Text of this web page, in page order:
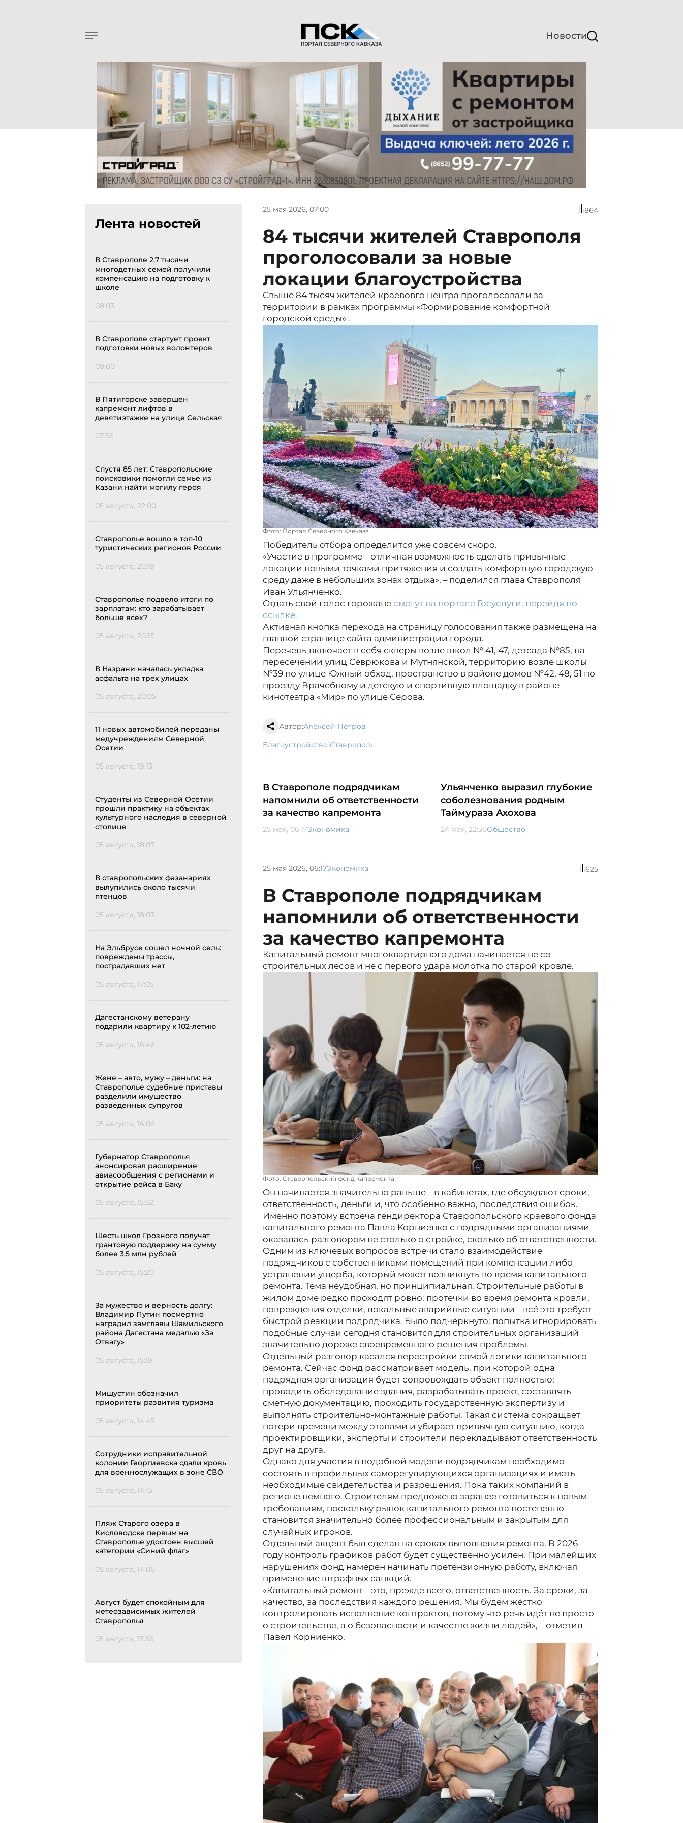
Новости
Лента новостей
В Ставрополе 2,7 тысячи
многодетных семей получили
компенсацию на подготовку к
школе
08:03
В Ставрополе стартует проект
подготовки новых волонтеров
08:00
В Пятигорске завершён
капремонт лифтов в
девятиэтажке на улице Сельская
07:56
Спустя 85 лет: Ставропольские
поисковики помогли семье из
Казани найти могилу героя
05 августа, 22:00
Ставрополье вошло в топ-10
туристических регионов России
05 августа, 20:19
Ставрополье подвело итоги по
зарплатам: кто зарабатывает
больше всех?
05 августа, 20:13
В Назрани началась укладка
асфальта на трех улицах
05 августа, 20:05
11 новых автомобилей переданы
медучреждениям Северной
Осетии
05 августа, 19:13
Студенты из Северной Осетии
прошли практику на объектах
культурного наследия в северной
столице
05 августа, 18:07
В ставропольских фазанариях
вылупились около тысячи
птенцов
05 августа, 18:03
На Эльбрусе сошел ночной сель:
повреждены трассы,
пострадавших нет
05 августа, 17:05
Дагестанскому ветерану
подарили квартиру к 102-летию
05 августа, 16:46
Жене – авто, мужу – деньги: на
Ставрополье судебные приставы
разделили имущество
разведенных супругов
05 августа, 16:06
Губернатор Ставрополья
анонсировал расширение
авиасообщения с регионами и
открытие рейса в Баку
05 августа, 15:52
Шесть школ Грозного получат
грантовую поддержку на сумму
более 3,5 млн рублей
05 августа, 15:20
За мужество и верность долгу:
Владимир Путин посмертно
наградил замглавы Шамильского
района Дагестана медалью «За
Отвагу»
05 августа, 15:19
Мишустин обозначил
приоритеты развития туризма
05 августа, 14:45
Сотрудники исправительной
колонии Георгиевска сдали кровь
для военнослужащих в зоне СВО
05 августа, 14:15
Пляж Старого озера в
Кисловодске первым на
Ставрополье удостоен высшей
категории «Синий флаг»
05 августа, 14:06
Август будет спокойным для
метеозависимых жителей
Ставрополья
05 августа, 13:56
25 мая 2026, 07:00 864
84 тысячи жителей Ставрополя
проголосовали за новые
локации благоустройства
Свыше 84 тысяч жителей краевовго центра проголосовали за
территории в рамках программы «Формирование комфортной
городской среды» .
Фото: Портал Северного Кавказа
Победитель отбора определится уже совсем скоро.
«Участие в программе – отличная возможность сделать привычные
локации новыми точками притяжения и создать комфортную городскую
среду даже в небольших зонах отдыха», – поделился глава Ставрополя
Иван Ульянченко.
Отдать свой голос горожане смогут на портале Госуслуги, перейдя по
ссылке.
Активная кнопка перехода на страницу голосования также размещена на
главной странице сайта администрации города.
Перечень включает в себя скверы возле школ № 41, 47, детсада №85, на
пересечении улиц Севрюкова и Мутнянской, территорию возле школы
№39 по улице Южный обход, пространство в районе домов №42, 48, 51 по
проезду Врачебному и детскую и спортивную площадку в районе
кинотеатра «Мир» по улице Серова.
Автор:Алексей Петров
благоустройство| Ставрополь
В Ставрополе подрядчикам
напомнили об ответственности
за качество капремонта
25 мая, 06:17Экономика
Ульянченко выразил глубокие
соболезнования родным
Таймураза Ахохова
24 мая, 22:56Общество
25 мая 2026, 06:17Экономика 625
В Ставрополе подрядчикам
напомнили об ответственности
за качество капремонта
Капитальный ремонт многоквартирного дома начинается не со
строительных лесов и не с первого удара молотка по старой кровле.
Фото: Ставропольский фонд капремонта
Он начинается значительно раньше – в кабинетах, где обсуждают сроки,
ответственность, деньги и, что особенно важно, последствия ошибок.
Именно поэтому встреча гендиректора Ставропольского краевого фонда
капитального ремонта Павла Корниенко с подрядными организациями
оказалась разговором не столько о стройке, сколько об ответственности.
Одним из ключевых вопросов встречи стало взаимодействие
подрядчиков с собственниками помещений при компенсации либо
устранении ущерба, который может возникнуть во время капитального
ремонта. Тема неудобная, но принципиальная. Строительные работы в
жилом доме редко проходят ровно: протечки во время ремонта кровли,
повреждения отделки, локальные аварийные ситуации – всё это требует
быстрой реакции подрядчика. Было подчёркнуто: попытка игнорировать
подобные случаи сегодня становится для строительных организаций
значительно дороже своевременного решения проблемы.
Отдельный разговор касался перестройки самой логики капитального
ремонта. Сейчас фонд рассматривает модель, при которой одна
подрядная организация будет сопровождать объект полностью:
проводить обследование здания, разрабатывать проект, составлять
сметную документацию, проходить государственную экспертизу и
выполнять строительно-монтажные работы. Такая система сокращает
потери времени между этапами и убирает привычную ситуацию, когда
проектировщики, эксперты и строители перекладывают ответственность
друг на друга.
Однако для участия в подобной модели подрядчикам необходимо
состоять в профильных саморегулирующихся организациях и иметь
необходимые свидетельства и разрешения. Пока таких компаний в
регионе немного. Строителям предложено заранее готовиться к новым
требованиям, поскольку рынок капитального ремонта постепенно
становится значительно более профессиональным и закрытым для
случайных игроков.
Отдельный акцент был сделан на сроках выполнения ремонта. В 2026
году контроль графиков работ будет существенно усилен. При малейших
нарушениях фонд намерен начинать претензионную работу, включая
применение штрафных санкций.
«Капитальный ремонт – это, прежде всего, ответственность. За сроки, за
качество, за последствия каждого решения. Мы будем жёстко
контролировать исполнение контрактов, потому что речь идёт не просто
о строительстве, а о безопасности и качестве жизни людей», – отметил
Павел Корниенко.